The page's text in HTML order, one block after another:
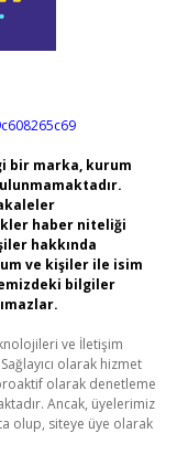
bir marka, kurum
haber niteliği
hakkında
ve kişiler ile isim
bilgiler
ve İletişim
olarak hizmet
olarak denetleme
Ancak, üyelerimiz
olup, siteye üye olarak